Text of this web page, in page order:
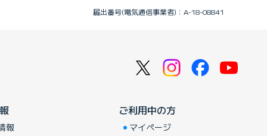
届出番号(電気通信事業者)：A-18-08841
報
ご利用中の方
マイページ